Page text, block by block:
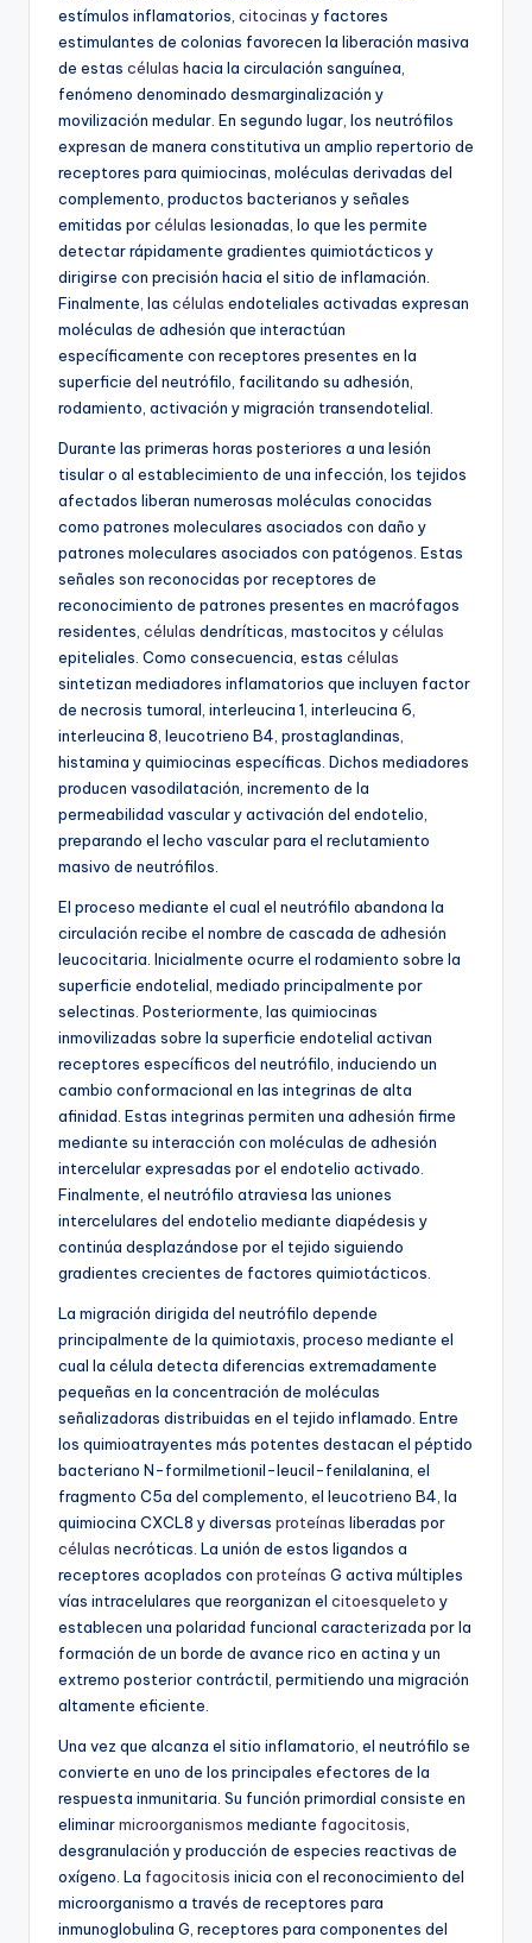
estímulos inflamatorios, citocinas y factores
estimulantes de colonias favorecen la liberación masiva
de estas células hacia la circulación sanguínea,
fenómeno denominado desmarginalización y
movilización medular. En segundo lugar, los neutrófilos
expresan de manera constitutiva un amplio repertorio de
receptores para quimiocinas, moléculas derivadas del
complemento, productos bacterianos y señales
emitidas porcélulas lesionadas, lo que les permite
detectar rápidamente gradientes quimiotácticos y
dirigirse con precisión hacia el sitio de inflamación.
Finalmente, las células endoteliales activadas expresan
moléculas de adhesión que interactúan
específicamente con receptores presentes en la
superficie del neutrófilo, facilitando su adhesión,
rodamiento, activación y migración transendotelial.
Durante las primeras horas posteriores a una lesión
tisular o al establecimiento de una infección, los tejidos
afectados liberan numerosas moléculas conocidas
como patrones moleculares asociados con daño y
patrones moleculares asociados con patógenos. Estas
señales son reconocidas por receptores de
reconocimiento de patrones presentes en macrófagos
residentes, células dendríticas, mastocitos ycélulas
epiteliales. Como consecuencia, estas células
sintetizan mediadores inflamatorios que incluyen factor
de necrosis tumoral, interleucina 1, interleucina 6,
interleucina 8, leucotrieno B4, prostaglandinas,
histamina y quimiocinas específicas. Dichos mediadores
producen vasodilatación, incremento de la
permeabilidad vascular y activación del endotelio,
preparando el lecho vascular para el reclutamiento
masivo de neutrófilos.
El proceso mediante el cual el neutrófilo abandona la
circulación recibe el nombre de cascada de adhesión
leucocitaria. Inicialmente ocurre el rodamiento sobre la
superficie endotelial, mediado principalmente por
selectinas. Posteriormente, las quimiocinas
inmovilizadas sobre la superficie endotelial activan
receptores específicos del neutrófilo, induciendo un
cambio conformacional en las integrinas de alta
afinidad. Estas integrinas permiten una adhesión firme
mediante su interacción con moléculas de adhesión
intercelular expresadas por el endotelio activado.
Finalmente, el neutrófilo atraviesa las uniones
intercelulares del endotelio mediante diapédesis y
continúa desplazándose por el tejido siguiendo
gradientes crecientes de factores quimiotácticos.
La migración dirigida del neutrófilo depende
principalmente de la quimiotaxis, proceso mediante el
cual la célula detecta diferencias extremadamente
pequeñas en la concentración de moléculas
señalizadoras distribuidas en el tejido inflamado. Entre
los quimioatrayentes más potentes destacan el péptido
bacteriano N-formilmetionil-leucil-fenilalanina, el
fragmento C5a del complemento, el leucotrieno B4, la
quimiocina CXCL8 y diversas proteínas liberadas por
células necróticas. La unión de estos ligandos a
receptores acoplados con proteínas G activa múltiples
vías intracelulares que reorganizan el citoesqueleto y
establecen una polaridad funcional caracterizada por la
formación de un borde de avance rico en actina y un
extremo posterior contráctil, permitiendo una migración
altamente eficiente.
Una vez que alcanza el sitio inflamatorio, el neutrófilo se
convierte en uno de los principales efectores de la
respuesta inmunitaria. Su función primordial consiste en
eliminarmicroorganismos mediante fagocitosis
desgranulación y producción de especies reactivas de
oxígeno. La fagocitosis inicia con el reconocimiento del
microorganismo a través de receptores para
inmunoglobulina G, receptores para componentes del